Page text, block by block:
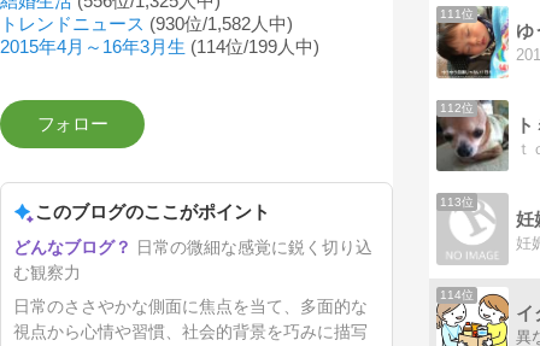
トレンドニュース (930位/1,582人中)
2015年4月～16年3月生 (114位/199人中)
このブログのここがポイント
日常の微細な感覚に鋭く切り込
む観察力
日常のささやかな側面に焦点を当て、多面的な
視点から心情や習慣、社会的背景を巧みに描写
111位
ゆ
112位
113位
妊
114位
イ